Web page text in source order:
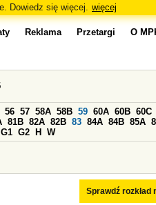
Dowiedz się więcej. więcej
Reklama Przetargi O
Sprawdź rozkład
56 57 58A 58B 59 60A 60B 60C
81B 82A 82B 83 84A 84B 85A
G1 G2 H W